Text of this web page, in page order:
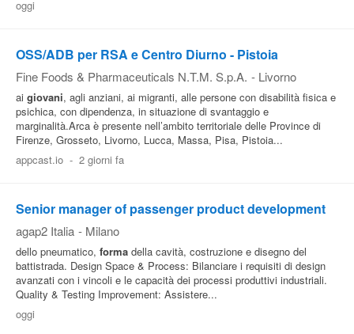
oggi
OSS/ADB per RSA e Centro Diurno - Pistoia
Fine Foods & Pharmaceuticals N.T.M. S.p.A. - Livorno
ai giovani, agli anziani, ai migranti, alle persone con disabilità fisica e
psichica, con dipendenza, in situazione di svantaggio e
marginalità.Arca è presente nell’ambito territoriale delle Province di
Firenze, Grosseto, Livorno, Lucca, Massa, Pisa, Pistoia...
appcast.io - 2 giorni fa
Senior manager of passenger product development
agap2 Italia - Milano
dello pneumatico, forma della cavità, costruzione e disegno del
battistrada. Design Space & Process: Bilanciare i requisiti di design
avanzati con i vincoli e le capacità dei processi produttivi industriali.
Quality & Testing Improvement: Assistere...
oggi